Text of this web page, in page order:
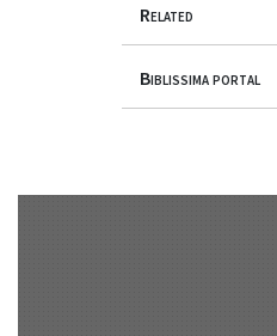
Related
Biblissima portal